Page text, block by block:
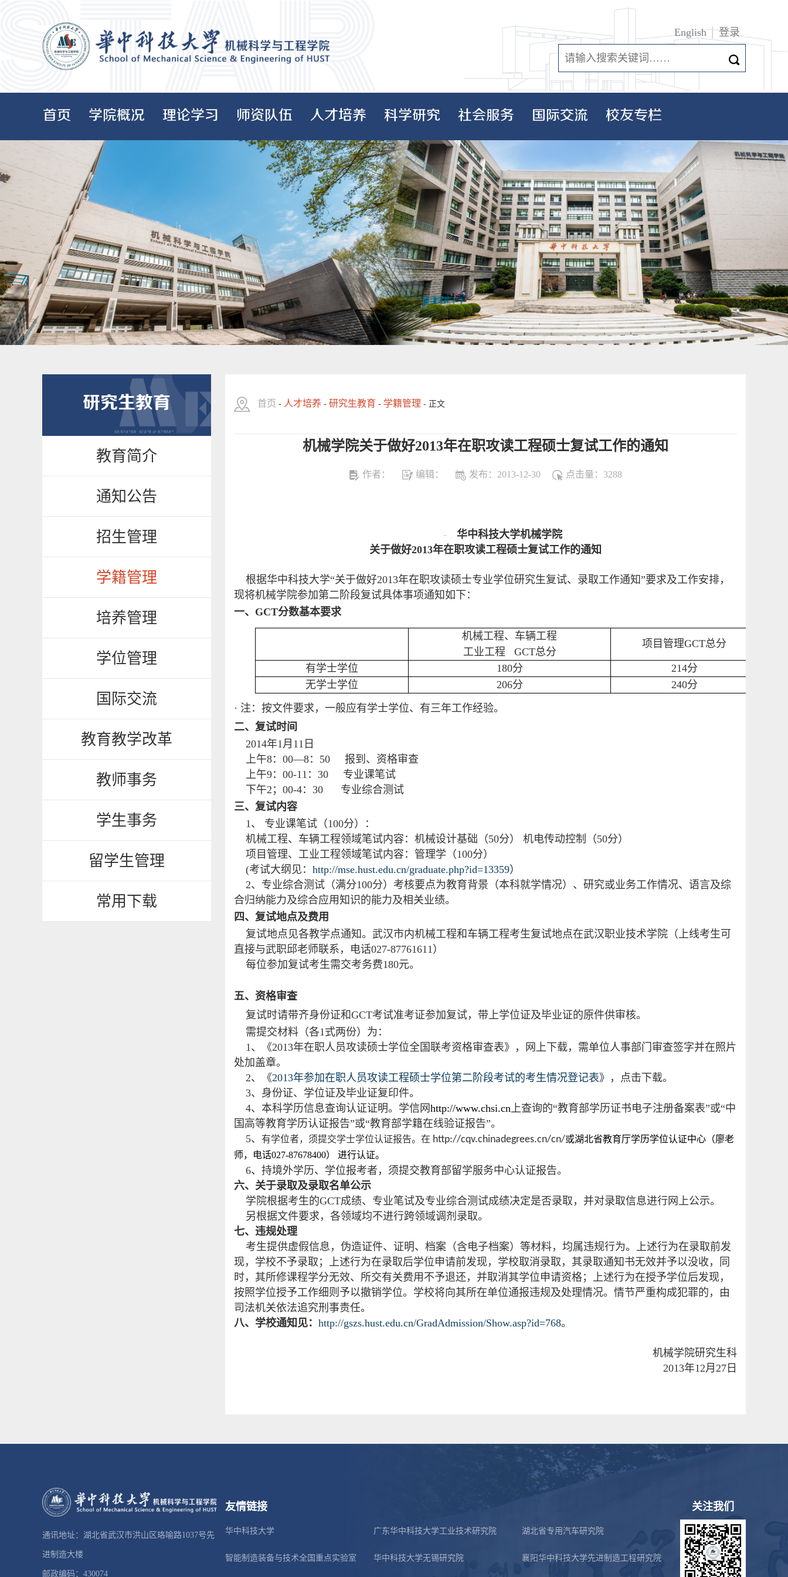
English 登录
首页 学院概况 理论学习 师资队伍 人才培养 科学研究 社会服务 国际交流 校友专栏
研究生教育
教育简介
通知公告
招生管理
学籍管理
培养管理
学位管理
国际交流
教育教学改革
教师事务
学生事务
留学生管理
常用下载
首页 - 人才培养 - 研究生教育 - 学籍管理 - 正文
机械学院关于做好2013年在职攻读工程硕士复试工作的通知
作者： 编辑： 发布：2013-12-30 点击量： 3288
·
华中科技大学机械学院
关于做好2013年在职攻读工程硕士复试工作的通知
根据华中科技大学“关于做好2013年在职攻读硕士专业学位研究生复试、录取工作通知”要求及工作安排，
现将机械学院参加第二阶段复试具体事项通知如下：
一、GCT分数基本要求
机械工程、车辆工程
工业工程 GCT总分
项目管理GCT总分
有学士学位 180分 214分
无学士学位
206分 240分
· 注：按文件要求，一般应有学士学位、有三年工作经验。
二、复试时间
2014年1月11日
上午8：00—8：50 报到、资格审查
上午9：00-11：30 专业课笔试
下午2；00-4：30 专业综合测试
三、复试内容
1、 专业课笔试（100分）：
机械工程、车辆工程领域笔试内容：机械设计基础（50分） 机电传动控制（50分）
项目管理、工业工程领域笔试内容：管理学（100分）
(考试大纲见： http://mse.hust.edu.cn/graduate.php?id=13359）
2、专业综合测试（满分100分）考核要点为教育背景（本科就学情况）、研究或业务工作情况、语言及综
合归纳能力及综合应用知识的能力及相关业绩。
四、复试地点及费用
复试地点见各教学点通知。武汉市内机械工程和车辆工程考生复试地点在武汉职业技术学院（上线考生可
直接与武职邱老师联系，电话027-87761611）
每位参加复试考生需交考务费180元。
五、资格审查
复试时请带齐身份证和GCT考试准考证参加复试，带上学位证及毕业证的原件供审核。
需提交材料（各1式两份）为：
1、《2013年在职人员攻读硕士学位全国联考资格审查表》，网上下载，需单位人事部门审查签字并在照片
处加盖章。
2、《2013年参加在职人员攻读工程硕士学位第二阶段考试的考生情况登记表》，点击下载。
3、身份证、学位证及毕业证复印件。
4、本科学历信息查询认证证明。学信网http://www.chsi.cn上查询的“教育部学历证书电子注册备案表”或“中
国高等教育学历认证报告”或“教育部学籍在线验证报告”。
5、 有学位者，须提交学士学位认证报告。在 http://cqv.chinadegrees.cn/cn/或湖北省教育厅学历学位认证中心（廖老
师，电话027-87678400） 进行认证。
6、持境外学历、学位报考者，须提交教育部留学服务中心认证报告。
六、关于录取及录取名单公示
学院根据考生的GCT成绩、专业笔试及专业综合测试成绩决定是否录取，并对录取信息进行网上公示。
另根据文件要求，各领域均不进行跨领域调剂录取。
七、违规处理
考生提供虚假信息，伪造证件、证明、档案（含电子档案）等材料，均属违规行为。上述行为在录取前发
现，学校不予录取；上述行为在录取后学位申请前发现，学校取消录取，其录取通知书无效并予以没收，同
时，其所修课程学分无效、所交有关费用不予退还，并取消其学位申请资格；上述行为在授予学位后发现，
按照学位授予工作细则予以撤销学位。学校将向其所在单位通报违规及处理情况。情节严重构成犯罪的，由
司法机关依法追究刑事责任。
八、学校通知见： http://gszs.hust.edu.cn/GradAdmission/Show.asp?id=768。
机械学院研究生科
2013年12月27日
通讯地址：湖北省武汉市洪山区珞喻路1037号先
进制造大楼
邮政编码：430074
友情链接
华中科技大学 广东华中科技大学工业技术研究院 湖北省专用汽车研究院
智能制造装备与技术全国重点实验室 华中科技大学无锡研究院 襄阳华中科技大学先进制造工程研究院
关注我们